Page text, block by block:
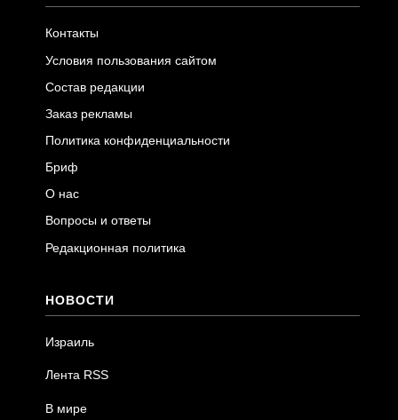
Контакты
Условия пользования сайтом
Состав редакции
Заказ рекламы
Политика конфиденциальности
Бриф
О нас
Вопросы и ответы
Редакционная политика
НОВОСТИ
Израиль
Лента RSS
В мире